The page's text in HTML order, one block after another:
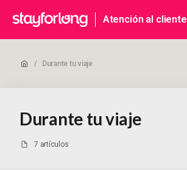
Atención al cliente
/ Durante tu viaje
Durante tu viaje
7 artículos